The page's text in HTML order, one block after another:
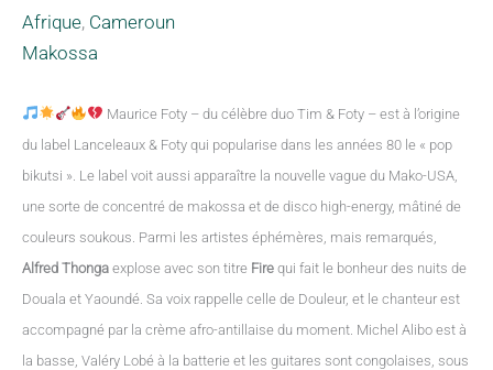
Afrique, Cameroun
Makossa
Maurice Foty – du célèbre duo Tim & Foty – est à l’origine
du label Lanceleaux & Foty qui popularise dans les années 80 le « pop
bikutsi ». Le label voit aussi apparaître la nouvelle vague du Mako-USA,
une sorte de concentré de makossa et de disco high-energy, mâtiné de
couleurs soukous. Parmi les artistes éphémères, mais remarqués,
Alfred Thonga explose avec son titre Fire qui fait le bonheur des nuits de
Douala et Yaoundé. Sa voix rappelle celle de Douleur, et le chanteur est
accompagné par la crème afro-antillaise du moment. Michel Alibo est à
la basse, Valéry Lobé à la batterie et les guitares sont congolaises, sous